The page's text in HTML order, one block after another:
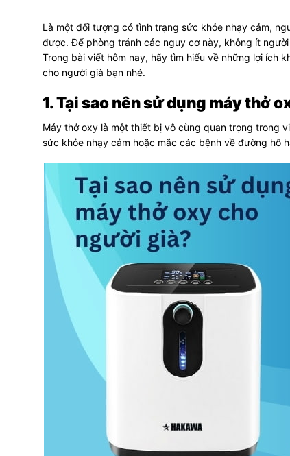
Là một đối tượng có tình trạng sức khỏe nhạy cảm,
được. Để phòng tránh các nguy cơ này, không ít
Trong bài viết hôm nay, hãy tìm hiểu về những lợi ích
cho người già bạn nhé.
1. Tại sao nên sử dụng máy thở
Máy thở oxy là một thiết bị vô cùng quan trọng trong
sức khỏe nhạy cảm hoặc mắc các bệnh về đường hô